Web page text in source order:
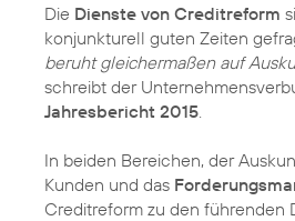
Die Dienste von Creditreform
konjunkturell guten Zeiten
beruht gleichermaßen auf
schreibt der
Jahresbericht 2015
In beiden Bereichen, der
Kunden und das
Creditreform zu den führenden